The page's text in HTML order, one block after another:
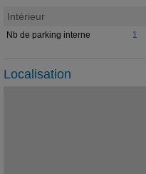
Intérieur
Nb de parking interne 1
Localisation